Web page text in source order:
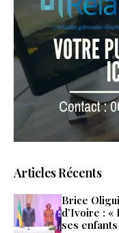
Articles Récents
Brice
d’Ivoire : «
ses